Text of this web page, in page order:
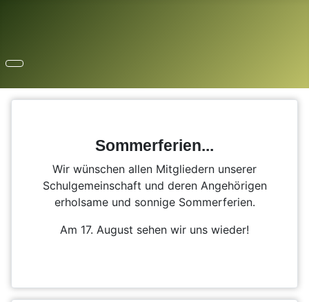
Sommerferien...
Wir wünschen allen Mitgliedern unserer
Schulgemeinschaft und deren Angehörigen
erholsame und sonnige Sommerferien.
Am 17. August sehen wir uns wieder!